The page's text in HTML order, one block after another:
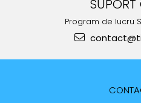
SUPORT
Program de lucru